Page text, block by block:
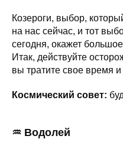
Козероги, выбор,
на нас сейчас, и тот
сегодня, окажет
Итак, действуйте
вы тратите свое время
Космический совет:
♒ Водолей